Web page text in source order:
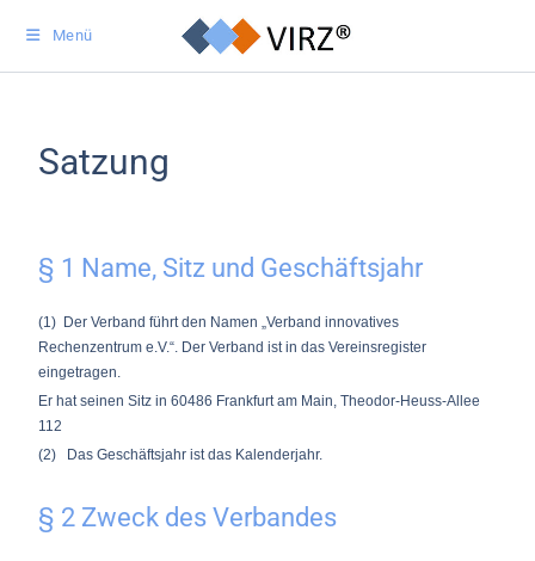
Menü
Satzung
§ 1 Name, Sitz und Geschäftsjahr
(1) Der Verband führt den Namen „Verband innovatives
Rechenzentrum e.V.“. Der Verband ist in das Vereinsregister
eingetragen.
Er hat seinen Sitz in 60486 Frankfurt am Main, Theodor-Heuss-Allee
112
(2) Das Geschäftsjahr ist das Kalenderjahr.
§ 2 Zweck des Verbandes